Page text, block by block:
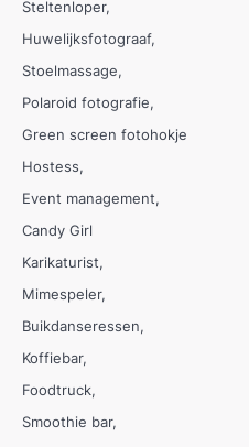
Steltenloper
Huwelijksfotograaf
Stoelmassage
Polaroid fotografie
Green screen fotohokje
Hostess
Event management
Candy Girl
Karikaturist
Mimespeler
Buikdanseressen
Koffiebar
Foodtruck
Smoothie bar